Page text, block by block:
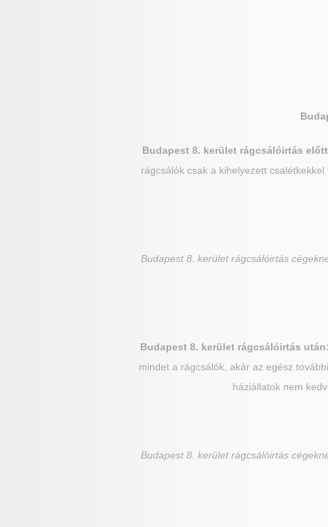
Budapest 8. kerületrágcsálóirtás
rágcsálók csak a kihelyezett
Budapest 8. kerületrágcsálóirtás
Budapest 8. kerület rágcsálóirtás után:
mindet a rágcsálók, akár az egész
háziállatok nem
Budapest 8. kerületrágcsálóirtás